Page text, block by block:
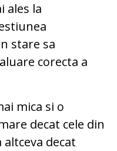
ales la
stare sa
corecta a
mica si o
decat cele din
decat